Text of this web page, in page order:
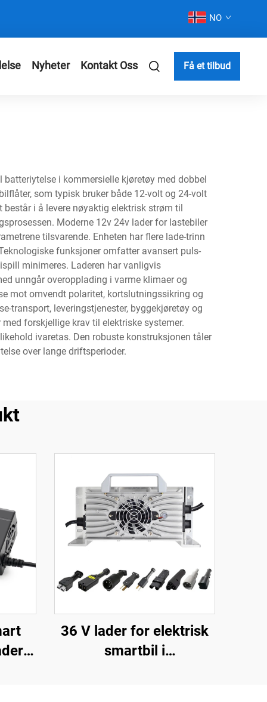
NO
Nyheter Kontakt Oss Få et tilbud
i kommersielle kjøretøy med dobbel
som typisk bruker både 12-volt og 24-volt
i å levere nøyaktig elektrisk strøm til
Moderne 12v 24v lader for lastebiler
tilsvarende. Enheten har flere lade-trinn
funksjoner omfatter avansert puls-
minimeres. Laderen har vanligvis
unngår overopplading i varme klimaer og
mot omvendt polaritet, kortslutningssikring og
transport, leveringstjenester, byggekjøretøy og
forskjellige krav til elektriske systemer.
ivaretas. Den robuste konstruksjonen tåler
over lange driftsperioder.
36 V lader for elektrisk
smartbil i